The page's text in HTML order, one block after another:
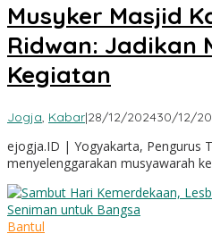
Musyker Masjid
Ridwan: Jadikan
Kegiatan
Jogja, Kabar|28/12/202430/12/
ejogja.ID | Yogyakarta, Pengurus
menyelenggarakan musyawarah
Bantul